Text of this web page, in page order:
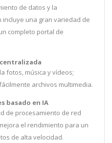
de datos y la
una gran variedad de
completo portal de
fotos, música y vídeos;
archivos multimedia.
basado en IA
de procesamiento de red
el rendimiento para un
de alta velocidad.